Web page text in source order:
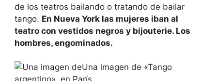
de los teatros bailando o tratando de bailar
tango. En Nueva York las mujeres iban al
teatro con vestidos negros y bijouterie. Los
hombres, engominados.
Una imagen de «Tango
argentino», en París.